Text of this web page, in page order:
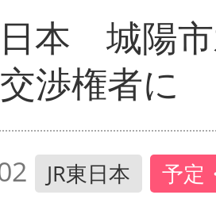
日本 城陽
渉権者に
JR東日本 予定